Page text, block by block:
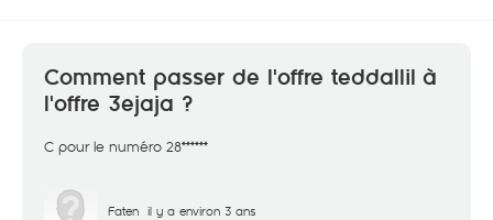
Comment passer de l'offre teddallil à
l'offre 3ejaja ?
C pour le numéro 28******
Faten il y a environ 3 ans